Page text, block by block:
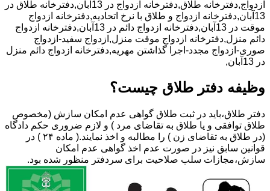
ازدواج,دفترخانه طلاق,دفترخانه ازدواج در 13آبان,دفترخانه طلاق در
13آبان,دفترخانه ازدواج و طلاق با نرخ اتحادیه,دفترخانه ازدواج
موقت در 13آبان,دفترخانه ازدواج دائم در 13آبان,دفترخانه ازدواج
دائم منزل,دفترخانه ازدواج موقت منزل,ازدواج سفید-ازدواج
صوری-ازدواج مجدد-اجرا گذاشتن مهریه,دفترخانه ازدواج دائم منزل
در 13آبان,
وظیفه دفتر طلاق چیست؟
دفتر طلاق،باید در ثبت طلاق گواهی عدم امکان سازش (مخصوص
طلاق توافقی و یا طلاق به تقاضای مرد ) و لازم ضروری حکم دادگاه
(در طلاق به تقاضای زن ) را مطالبه و اخذ نمایند.( ماده ۲۴ ) در
قوانین سابق نیز در صورت عدم اخذ گواهی عدم امکان
سازش،مجازات سلب صلاحیت برای سردفتر منظور شده بود.